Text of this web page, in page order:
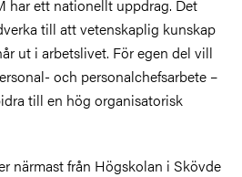
har ett nationellt uppdrag. Det
till att vetenskaplig kunskap
ut i arbetslivet. För egen del vill
och personalchefsarbete –
till en hög organisatorisk
närmast från Högskolan i Skövde